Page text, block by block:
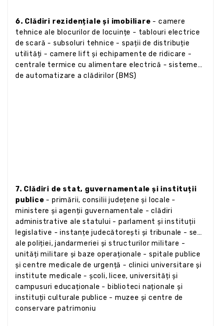
6. Clădiri rezidențiale și imobiliare - camere
tehnice ale blocurilor de locuințe - tablouri electrice
de scară - subsoluri tehnice - spații de distribuție
utilități - camere lift și echipamente de ridicare -
centrale termice cu alimentare electrică - sisteme
de automatizare a clădirilor (BMS)
7. Clădiri de stat, guvernamentale și instituții
publice - primării, consilii județene și locale -
ministere și agenții guvernamentale - clădiri
administrative ale statului - parlament și instituții
legislative - instanțe judecătorești și tribunale - sedii
ale poliției, jandarmeriei și structurilor militare -
unități militare și baze operaționale - spitale publice
și centre medicale de urgență - clinici universitare și
institute medicale - școli, licee, universități și
campusuri educaționale - biblioteci naționale și
instituții culturale publice - muzee și centre de
conservare patrimoniu